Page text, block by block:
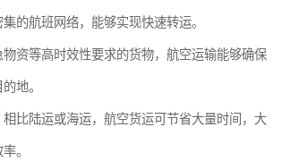
的航班网络，能够实现快速转运。
资等高时效性要求的货物，航空运输能够确保
地。
比陆运或海运，航空货运可节省大量时间，大
。